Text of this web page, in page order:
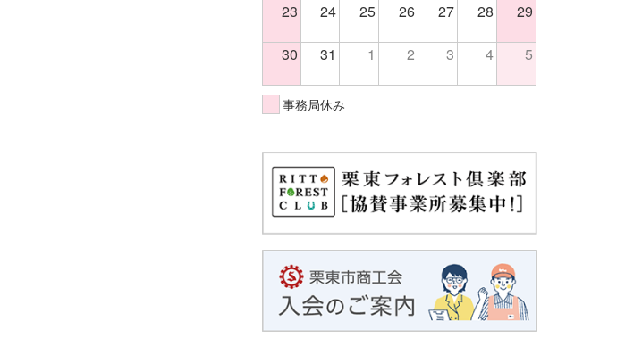
23 24 25 26 27 28 29
30 31 1 2 3 4 5
事務局休み